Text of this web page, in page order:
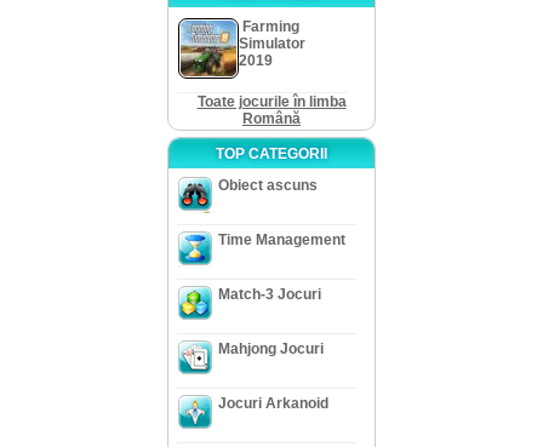
Farming
Simulator
2019
Toate jocurile în limba
Română
TOP CATEGORII
Obiect ascuns
Time Management
Match-3 Jocuri
Mahjong Jocuri
Jocuri Arkanoid